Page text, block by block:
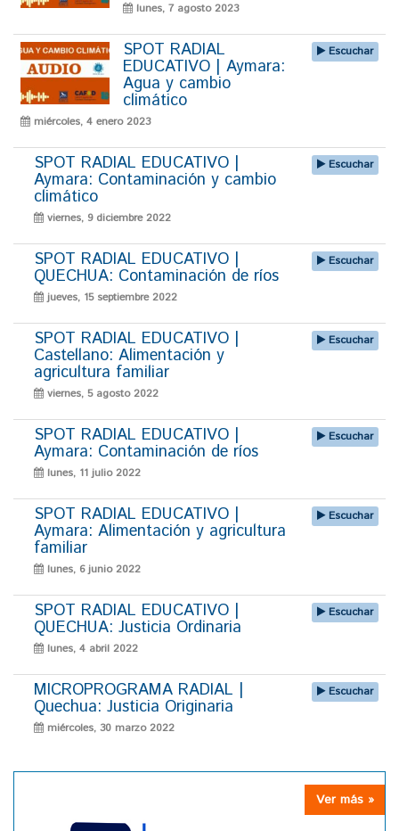
lunes, 7 agosto 2023
SPOT RADIAL
EDUCATIVO | Aymara:
Agua y cambio
climático
miércoles, 4 enero 2023
Escuchar
SPOT RADIAL EDUCATIVO |
Aymara: Contaminación y cambio
climático
viernes, 9 diciembre 2022
Escuchar
SPOT RADIAL EDUCATIVO |
QUECHUA: Contaminación de ríos
jueves, 15 septiembre 2022
Escuchar
SPOT RADIAL EDUCATIVO |
Castellano: Alimentación y
agricultura familiar
viernes, 5 agosto 2022
Escuchar
SPOT RADIAL EDUCATIVO |
Aymara: Contaminación de ríos
lunes, 11 julio 2022
Escuchar
SPOT RADIAL EDUCATIVO |
Aymara: Alimentación y agricultura
familiar
lunes, 6 junio 2022
Escuchar
SPOT RADIAL EDUCATIVO |
QUECHUA: Justicia Ordinaria
lunes, 4 abril 2022
Escuchar
MICROPROGRAMA RADIAL |
Quechua: Justicia Originaria
miércoles, 30 marzo 2022
Escuchar
Ver más »